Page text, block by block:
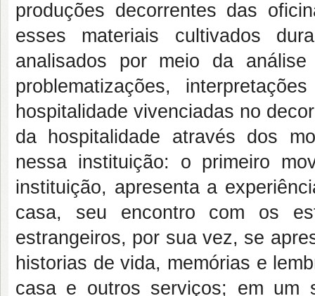
produções decorrentes das
esses materiais cultivados
analisados por meio da
problematizações,
hospitalidade vivenciadas no
da hospitalidade através dos
nessa instituição: o primeiro
instituição, apresenta a
casa, seu encontro com os
estrangeiros, por sua vez, se
historias de vida, memórias e
casa e outros serviços; em um